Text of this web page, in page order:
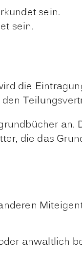
sein.
sein.
die
an.
die das
anwaltlich